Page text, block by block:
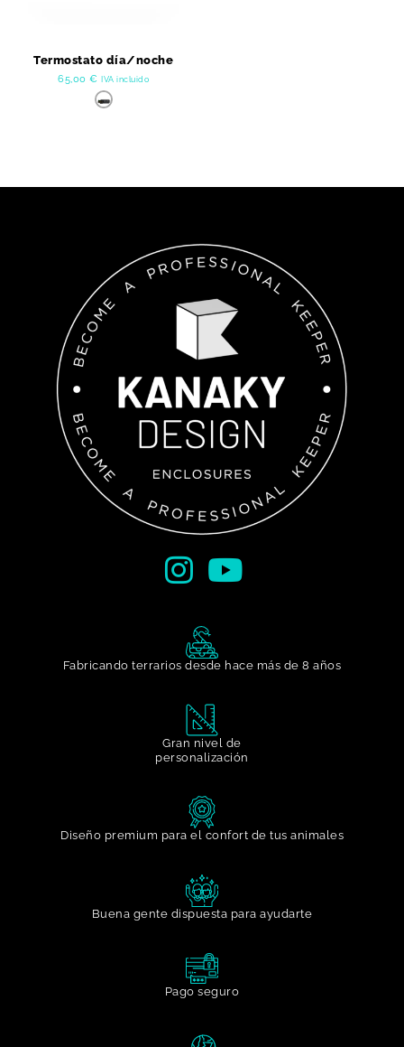
Termostato día/noche
65,00 € IVA incluido
Fabricando terrarios desde hace más de 8 años
Gran nivel de
personalización​
Diseño premium para el confort de tus animales
Buena gente dispuesta para ayudarte​
Pago seguro